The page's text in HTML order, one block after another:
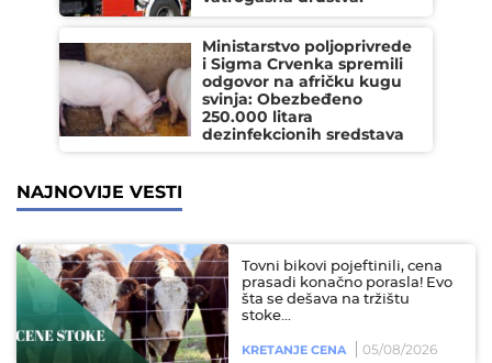
Ministarstvo poljoprivrede
i Sigma Crvenka spremili
odgovor na afričku kugu
svinja: Obezbeđeno
250.000 litara
dezinfekcionih sredstava
NAJNOVIJE VESTI
Tovni bikovi pojeftinili, cena
prasadi konačno porasla! Evo
šta se dešava na tržištu
stoke...
KRETANJE CENA 05/08/2026